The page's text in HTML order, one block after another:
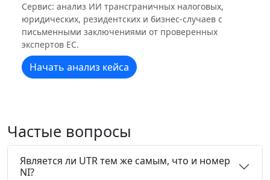
Сервис: анализ ИИ трансграничных налоговых,
юридических, резидентских и бизнес-случаев с
письменными заключениями от проверенных
экспертов ЕС.
Начать анализ кейса
Частые вопросы
Является ли UTR тем же самым, что и номер
NI?